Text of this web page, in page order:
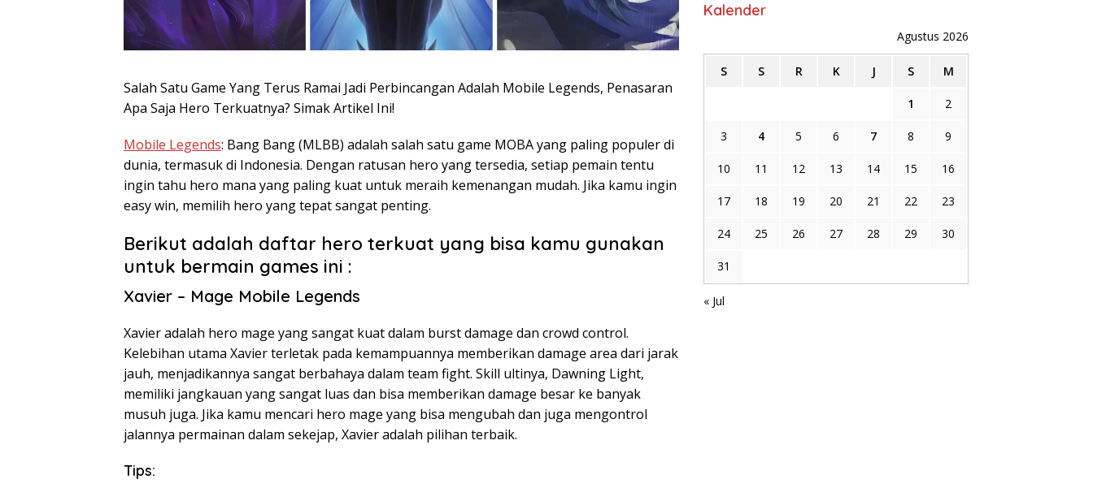
Salah Satu Game Yang Terus Ramai Jadi Perbincangan Adalah Mobile Legends, Penasaran
Apa Saja Hero Terkuatnya? Simak Artikel Ini!
Mobile Legends: Bang Bang (MLBB) adalah salah satu game MOBA yang paling populer di
dunia, termasuk di Indonesia. Dengan ratusan hero yang tersedia, setiap pemain tentu
ingin tahu hero mana yang paling kuat untuk meraih kemenangan mudah. Jika kamu ingin
easy win, memilih hero yang tepat sangat penting.
Berikut adalah daftar hero terkuat yang bisa kamu gunakan
untuk bermain games ini :
Xavier – Mage Mobile Legends
Xavier adalah hero mage yang sangat kuat dalam burst damage dan crowd control.
Kelebihan utama Xavier terletak pada kemampuannya memberikan damage area dari jarak
jauh, menjadikannya sangat berbahaya dalam team fight. Skill ultinya, Dawning Light,
memiliki jangkauan yang sangat luas dan bisa memberikan damage besar ke banyak
musuh juga. Jika kamu mencari hero mage yang bisa mengubah dan juga mengontrol
jalannya permainan dalam sekejap, Xavier adalah pilihan terbaik.
Tips:
Kalender
Agustus 2026
S S R K J S M
1 2
3 4 5 6 7 8 9
10 11 12 13 14 15 16
17 18 19 20 21 22 23
24 25 26 27 28 29 30
31
« Jul